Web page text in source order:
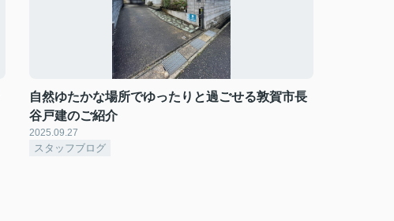
自然ゆたかな場所でゆったりと過ごせる敦賀市長
谷戸建のご紹介
2025.09.27
スタッフブログ